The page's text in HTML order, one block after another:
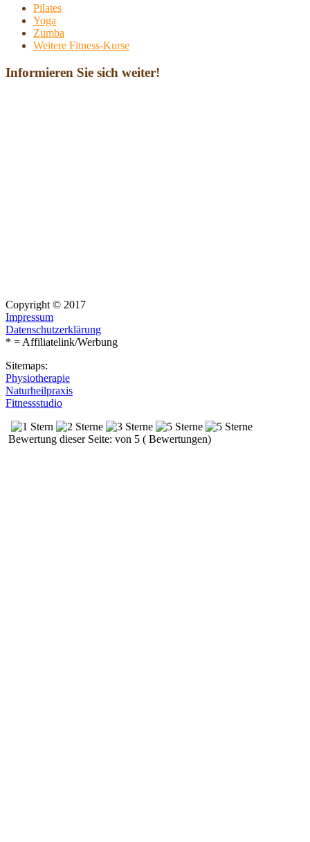
Pilates
Yoga
Zumba
Weitere Fitness-Kurse
Informieren Sie sich weiter!
Copyright © 2017
Impressum
Datenschutzerklärung
* = Affiliatelink/Werbung
Sitemaps:
Physiotherapie
Naturheilpraxis
Fitnessstudio
Bewertung dieser Seite: von 5 ( Bewertungen)